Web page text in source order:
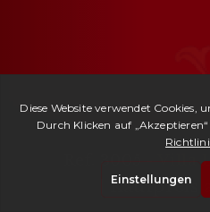
Villa
| Kaufpreis